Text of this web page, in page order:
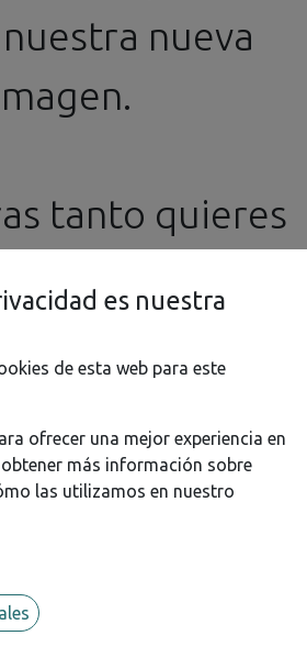
nueva
tanto quieres
no dudes en
con nosotros
e-mail a
dist
es nuestra
de esta web para este
ofrecer una mejor experiencia en
más información sobre
las utilizamos en nuestro